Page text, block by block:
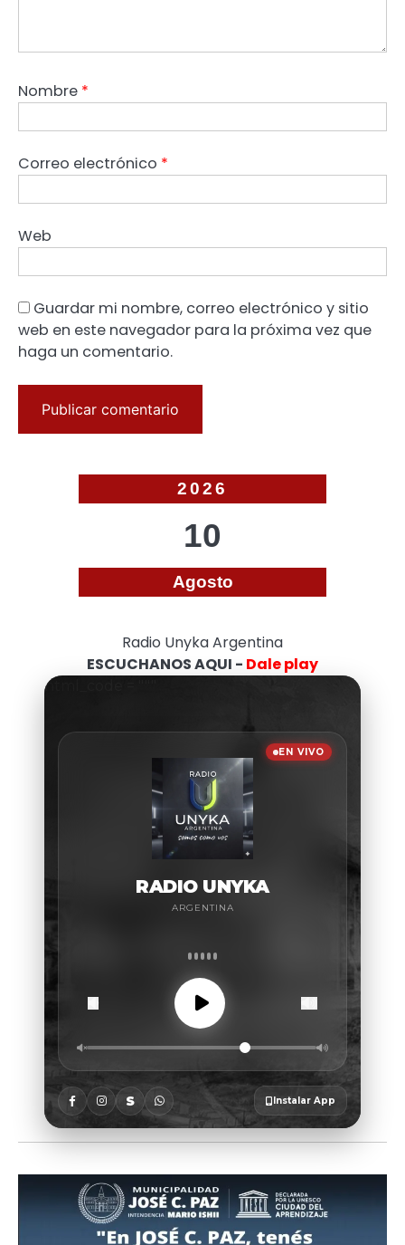
Nombre *
Correo electrónico *
Web
Guardar mi nombre, correo electrónico y sitio
web en este navegador para la próxima vez que
haga un comentario.
2026
10
Agosto
Radio Unyka Argentina
ESCUCHANOS AQUI - Dale play